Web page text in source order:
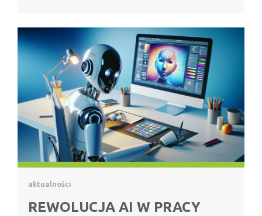
aktualności
REWOLUCJA AI W PRACY